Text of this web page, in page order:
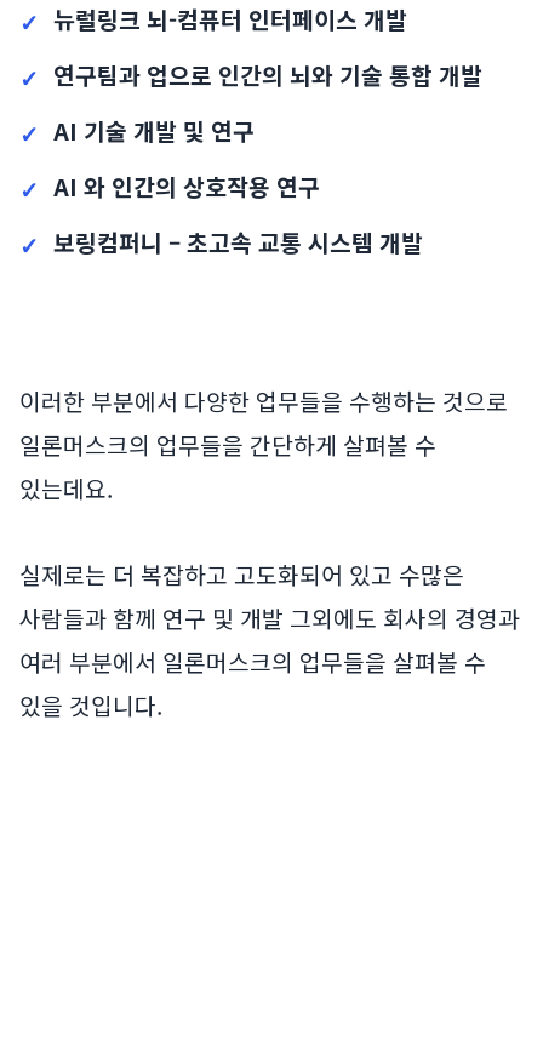
뉴럴링크 뇌-컴퓨터 인터페이스 개발
연구팀과 업으로 인간의 뇌와 기술 통합 개발
AI 기술 개발 및 연구
AI 와 인간의 상호작용 연구
보링컴퍼니 – 초고속 교통 시스템 개발
이러한 부분에서 다양한 업무들을 수행하는 것으로
일론머스크의 업무들을 간단하게 살펴볼 수
있는데요.
실제로는 더 복잡하고 고도화되어 있고 수많은
사람들과 함께 연구 및 개발 그외에도 회사의 경영과
여러 부분에서 일론머스크의 업무들을 살펴볼 수
있을 것입니다.